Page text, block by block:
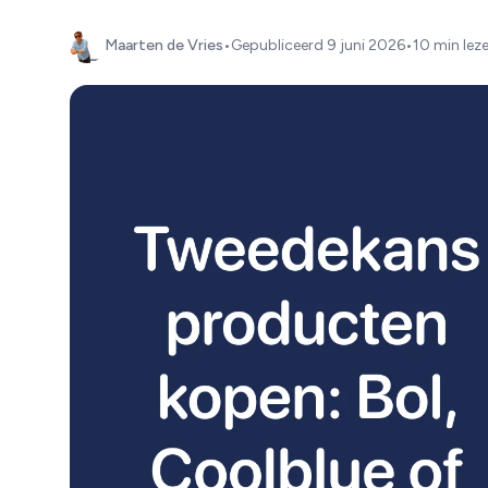
Maarten de Vries•Gepubliceerd 9 juni 2026•10 min